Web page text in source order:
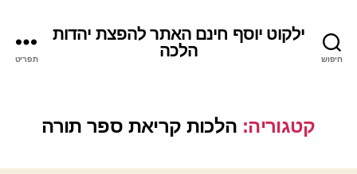
חיפוש
ילקוט יוסף חינם האתר להפצת יהדות
הלכה
תפריט
קטגוריה: הלכות קריאת ספר תורה